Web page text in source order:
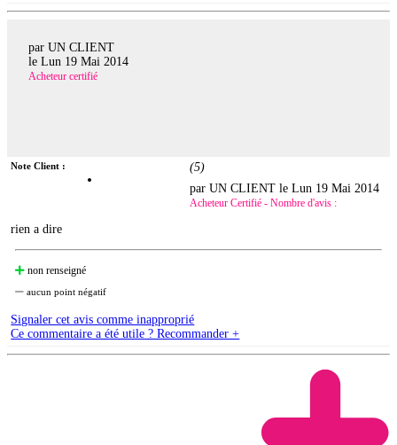
par UN CLIENT
le Lun 19 Mai 2014
Acheteur certifié
Note Client : (5)
par UN CLIENT leLun 19 Mai 2014
Acheteur Certifié - Nombre d'avis :
rien a dire
non renseigné
aucun point négatif
Signaler cet avis comme inapproprié
Ce commentaire a été utile ? Recommander +